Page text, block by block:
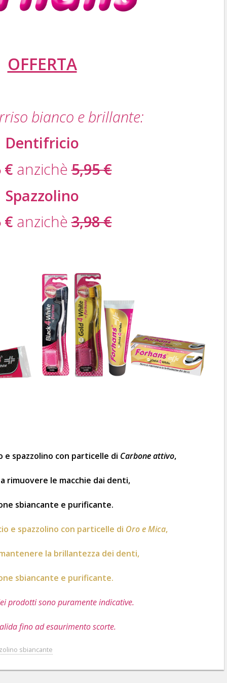
OFFERTA
bianco e brillante:
Dentifricio
€ anzichè5,95 €
Spazzolino
€ anzichè3,98 €
spazzolino con particelle di Carbone attivo,
rimuovere le macchie dai denti,
sbiancante e purificante.
e spazzolino con particelle di Oro e Mica,
la brillantezza dei denti,
sbiancante e purificante.
prodotti sono puramente indicative.
fino ad esaurimento scorte.
sbiancante